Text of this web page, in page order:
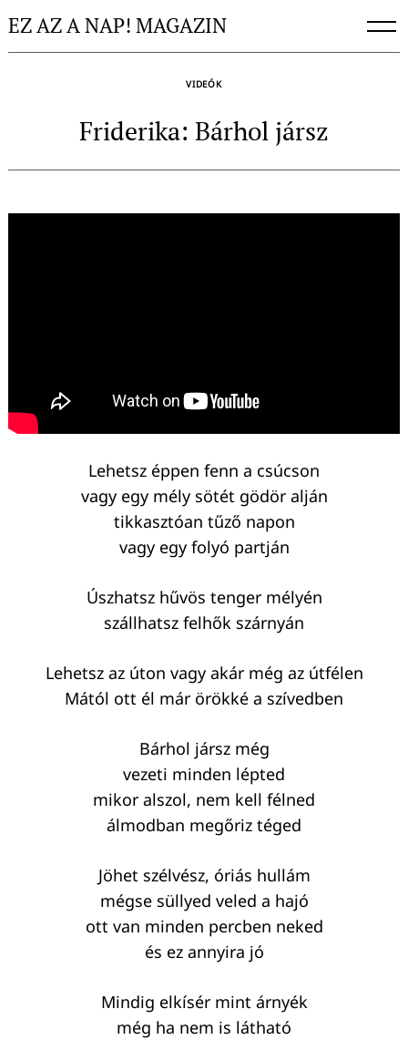
toEZ AZ A NAP! MAGAZIN
VIDEÓK
Friderika: Bárhol jársz
Lehetsz éppen fenn a csúcson
vagy egy mély sötét gödör alján
tikkasztóan tűző napon
vagy egy folyó partján
Úszhatsz hűvös tenger mélyén
szállhatsz felhők szárnyán
Lehetsz az úton vagy akár még az útfélen
Mától ott él már örökké a szívedben
Bárhol jársz még
vezeti minden lépted
mikor alszol, nem kell félned
álmodban megőriz téged
Jöhet szélvész, óriás hullám
mégse süllyed veled a hajó
ott van minden percben neked
és ez annyira jó
Mindig elkísér mint árnyék
még ha nem is látható